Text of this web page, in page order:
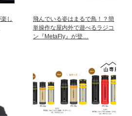
し
飛んでいる姿はまるで鳥！？簡
単操作な屋内外で遊べるラジコ
ン『MetaFly』が登…